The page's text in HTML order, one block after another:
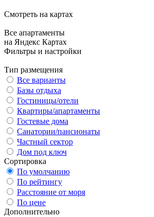
Смотреть на картах
Все апартаменты
на Яндекс Картах
Фильтры и настройки
Тип размещения
Все варианты
Базы отдыха
Гостиницы/отели
Квартиры/апартаменты
Гостевые дома
Санатории/пансионаты
Частный сектор
Дом под ключ
Сортировка
По умолчанию
По рейтингу
Расстояние от моря
По цене
Дополнительно